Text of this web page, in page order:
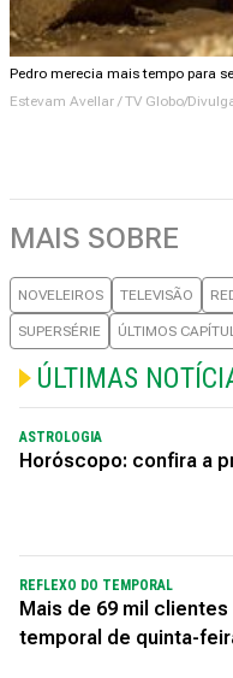
Pedro merecia mais tempo para
Estevam Avellar / TV Globo/
MAIS SOBRE
NOVELEIROS TELEVISÃO
SUPERSÉRIE ÚLTIMOS
ÚLTIMAS
ASTROLOGIA
Horóscopo: confira a
REFLEXO DO TEMPORAL
Mais de 69 mil
temporal de quinta-